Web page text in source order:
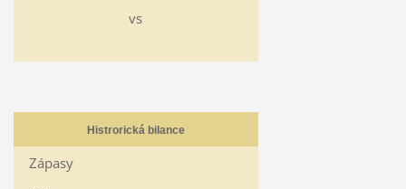
vs
Histrorická bilance
Zápasy